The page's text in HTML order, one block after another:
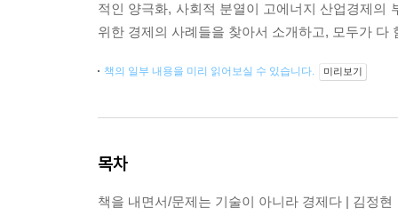
적인 양극화, 사회적 분열이 고에너지 산업경제의
위한 경제의 사례들을 찾아서 소개하고, 모두가
책의 일부 내용을 미리 읽어보실 수 있습니다. 미리보기
목차
책을 내면서/문제는 기술이 아니라 경제다 | 김정현